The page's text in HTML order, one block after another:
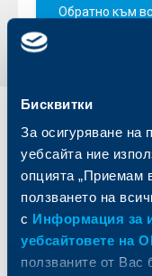
Бисквитки
За осигуряване на
уебсайта ние
опцията „Приемам
ползването на
с Информация за
уебсайтовете на
ползваните от Вас
Обратно към
Индивидуални
клиенти
Карти
Кредити
Спестявания и
Частно банкиране